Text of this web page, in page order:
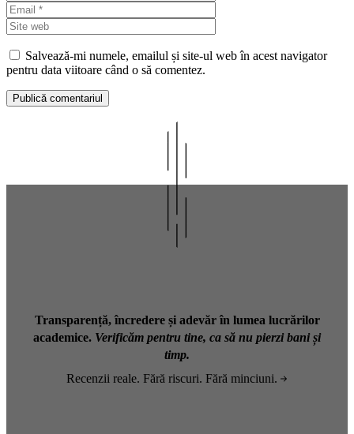
web
Salvează-mi numele, emailul și site-ul web în acest navigator
pentru data viitoare când o să comentez.
Transparență, încredere și adevăr în lumea lucrărilor
academice. Verificăm pentru tine, ca să nu pierzi bani și
timp.
Recenzii reale. Fără riscuri. Fără minciuni.